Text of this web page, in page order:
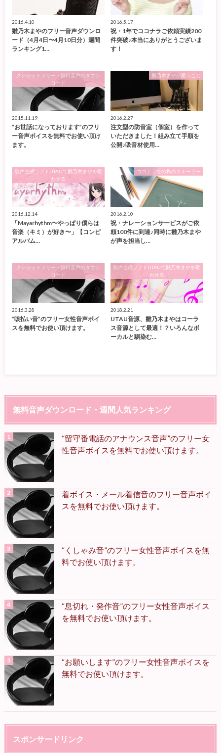
2016.4.10
雛乃木まやのフリー音声ダウンロ
ード（4月4日〜4月10日分）週間
ランキング1…
2016.5.17
祝・1年でココナラご依頼実績200
件突破♪本当にありがとうございま
す！
クレジットフリー・無料音声のダウン
ロード
2015.11.19
“お世話になっております”のフリ
ー音声ボイスを無料でお使い頂け
ます。
雛乃木まやが思うこと
2016.2.27
注文型の防音室（個室）を作って
いただきました！組み立て手順を
公開♪吸音材使用…
歌声合成ソフトUTAUで雛乃木まやを歌
わせる
2016.12.14
「Mayarhythm〜やっぱり僕らは
音楽（キミ）が好き〜」【コンピ
アルバム…
ココナラでの私のストーリー
2016.2.10
祝・ナレーションサービスがご依
頼100件に到達♪同時に雛乃木まや
が声を担当し…
クレジットフリー・無料音声のダウン
ロード
2016.3.28
“咳払い音”のフリー女性音声ボイ
スを無料でお使い頂けます。
歌声合成ソフトUTAUで雛乃木まやを歌
わせる
2018.2.21
UTAU音源、雛乃木まやはコーラ
ス音源として最適！？いろんなボ
ーカルと馴染む…
無料音声ダウンロード・週間人気ランキング
“留守番電話のアナウンス音声”のフリー女
性音声ボイスを無料でお使い頂けます。
着ボイス・メール着信音のフリー音声ボイ
スを無料でお使い頂けます。
“くしゃみ音”のフリー女性音声ボイスを無
料でお使い頂けます。
“息切れ・発作音”のフリー女性音声ボイス
を無料でお使い頂けます。
“お願いします”のフリー女性音声ボイスを
無料でお使い頂けます。
スポンサードリンク